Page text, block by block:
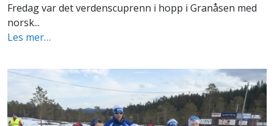
Fredag var det verdenscuprenn i hopp i Granåsen med
norsk...
Les mer…